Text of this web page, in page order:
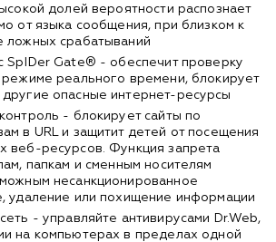
долей вероятности распознает
от языка сообщения, при близком к
ложных срабатываний
SpIDer Gate® - обеспечит проверку
реального времени, блокирует
опасные интернет-ресурсы
- блокирует сайты по
в URL и защитит детей от посещения
веб-ресурсов. Функция запрета
папкам и сменным носителям
несанкционированное
удаление или похищение информации
- управляйте антивирусами Dr.Web,
на компьютерах в пределах одной